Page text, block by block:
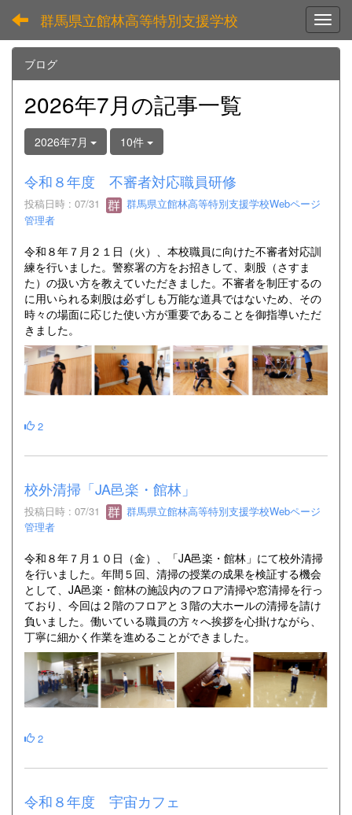
群馬県立館林高等特別支援学校
ブログ
2026年7月の記事一覧
2026年7月 10件
令和８年度 不審者対応職員研修
投稿日時 : 07/31
群馬県立館林高等特別支援学校Webページ
管理者
令和８年７月２１日（火）、本校職員に向けた不審者対応訓
練を行いました。警察署の方をお招きして、刺股（さすま
た）の扱い方を教えていただきました。不審者を制圧するの
に用いられる刺股は必ずしも万能な道具ではないため、その
時々の場面に応じた使い方が重要であることを御指導いただ
きました。
2
校外清掃「JA邑楽・館林」
投稿日時 : 07/31
群馬県立館林高等特別支援学校Webページ
管理者
令和８年７月１０日（金）、「JA邑楽・館林」にて校外清掃
を行いました。年間５回、清掃の授業の成果を検証する機会
として、JA邑楽・館林の施設内のフロア清掃や窓清掃を行っ
ており、今回は２階のフロアと３階の大ホールの清掃を請け
負いました。働いている職員の方々へ挨拶を心掛けながら、
丁寧に細かく作業を進めることができました。
2
令和８年度 宇宙カフェ